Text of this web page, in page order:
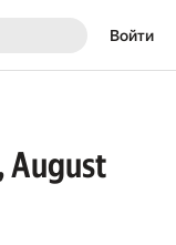
Войти
August